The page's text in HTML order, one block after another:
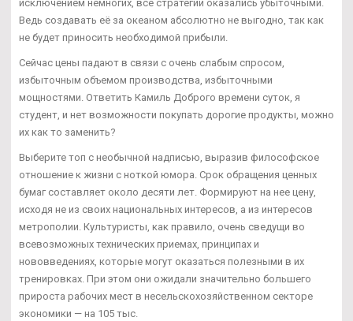
исключением немногих, все стратегии оказались убыточными.
Ведь создавать её за океаном абсолютно не выгодно, так как
не будет приносить необходимой прибыли.
Сейчас цены падают в связи с очень слабым спросом,
избыточным объемом производства, избыточными
мощностями. Ответить Камиль Доброго времени суток, я
студент, и нет возможности покупать дорогие продукты, можно
их как то заменить?
Выберите топ с необычной надписью, выразив философское
отношение к жизни с ноткой юмора. Срок обращения ценных
бумаг составляет около десяти лет. Формируют на нее цену,
исходя не из своих национальных интересов, а из интересов
метрополии. Культуристы, как правило, очень сведущи во
всевозможных технических приемах, принципах и
нововведениях, которые могут оказаться полезными в их
тренировках. При этом они ожидали значительно большего
прироста рабочих мест в несельскохозяйственном секторе
экономики — на 105 тыс.